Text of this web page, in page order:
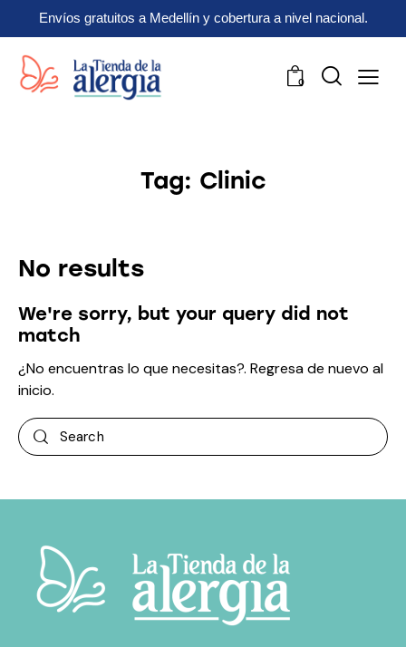
Envíos gratuitos a Medellín y cobertura a nivel nacional.
0
Tag: Clinic
No results
We're sorry, but your query did not
match
¿No encuentras lo que necesitas?. Regresa de nuevo al
inicio.